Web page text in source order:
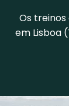
Os
em Lisboa